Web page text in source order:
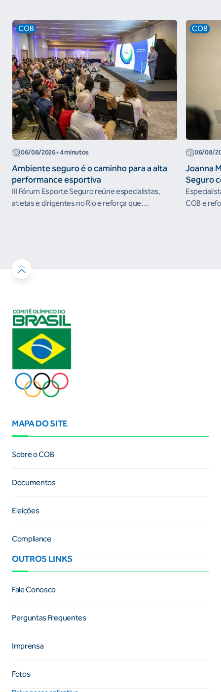
COB
06/08/2026• 4 minutos
Ambiente seguro é o caminho para a alta
performance esportiva
III Fórum Esporte Seguro reúne especialistas,
atletas e dirigentes no Rio e reforça que
COB
06/08/
Joanna
Seguro
COB e
MAPA DO SITE
Sobre o COB
Documentos
Eleições
Compliance
OUTROS LINKS
Fale Conosco
Perguntas Frequentes
Imprensa
Fotos